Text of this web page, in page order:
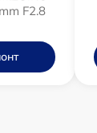
F2.8